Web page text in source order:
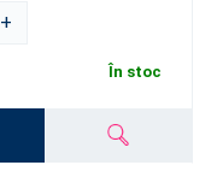
+
În stoc